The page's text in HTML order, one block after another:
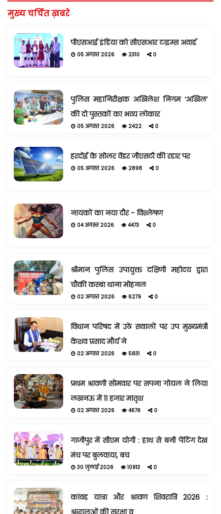
मुख्य चर्चित ख़बरे
पीएसआई इंडिया को सीएसआर टाइम्स अवार्ड
05 अगस्त 2026 2310 0
पुलिस महानिरीक्षक अखिलेश निगम ‘अखिल’
की दो पुस्तकों का भव्य लोकार
05 अगस्त 2026 2422 0
हरदोई के सोलर वेंडर जीएसटी की रडार पर
05 अगस्त 2026 2898 0
नायकों का नया दौर - विश्लेषण
04 अगस्त 2026 4473 0
श्रीमान पुलिस उपायुक्त दक्षिणी महोदय द्वारा
चौकी कस्बा थाना मोहनल
02 अगस्त 2026 6279 0
विधान परिषद में उठे सवालों पर उप मुख्यमंत्री
केशव प्रसाद मौर्य ने
02 अगस्त 2026 5831 0
प्रथम श्रावणी सोमवार पर सपना गोयल ने लिया
लखनऊ में 11 हजार मातृश
02 अगस्त 2026 4676 0
गाजीपुर में सीएम योगी : हाथ से बनी पेंटिंग देख
मंच पर बुलवाया, बच
30 जुलाई 2026 10913 0
कांवड़ यात्रा और श्रावण शिवरात्रि 2026 :
श्रद्धालुओं की सुरक्षा व